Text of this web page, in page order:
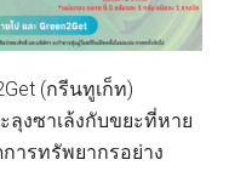
(กรีนทูเก็ท)
งซาเล้งกับขยะที่หาย
ารทรัพยากรอย่าง